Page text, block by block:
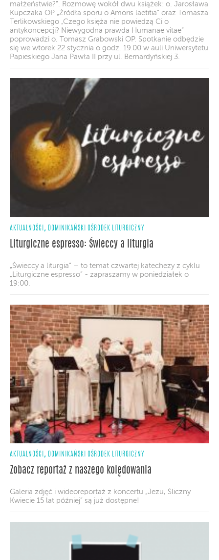
małżeństwie?”. Rozmowę wokół dwu książek: o. Jarosława
Kupczaka OP „Źródła sporu o Amoris laetitia” oraz Tomasza
Terlikowskiego „Czego księża nie powiedzą Ci o
antykoncepcji? Niewygodna prawda Humanae vitae”
poprowadzi o. Tomasz Grabowski OP. Spotkanie odbędzie
się we wtorek 22 stycznia o godz. 19.00 w auli Uniwersytetu
Papieskiego Jana Pawła II przy ul. Bernardyńskiej 3.
AKTUALNOŚCI , DOMINIKAŃSKI OŚRODEK LITURGICZNY
Liturgiczne espresso: Świeccy a liturgia
„Świeccy a liturgia” – to temat czwartej katechezy z cyklu
„Liturgiczne espresso” - zapraszamy w poniedziałek o
19:00.
AKTUALNOŚCI , DOMINIKAŃSKI OŚRODEK LITURGICZNY
Zobacz reportaż z naszego kolędowania
Galeria zdjęć i wideoreportaż z koncertu „Jezu, Śliczny
Kwiecie 15 lat później” są już dostępne!